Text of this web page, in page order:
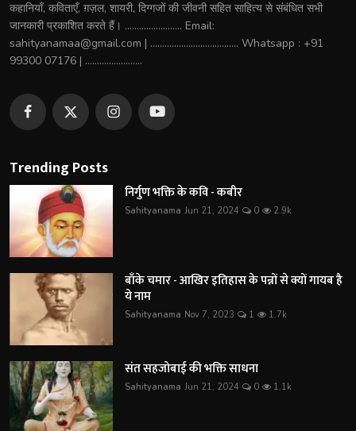
कहानियाँ, कविताएँ, ग़ज़ल, शायरी, दिग्गजों की जीवनी सहित साहित्य से संबंधित सभी
जानकारी प्रकाशित करते हैं। ........................ Email:
sahityanamaa@gmail.com | ..................................... Whatsapp : +91
99300 07176 | ........................
Trending Posts
निर्गुण भक्ति के कवि - कबीर
Sahityanama Jun 21, 2024 0 2.9k
बाँके चमार - आखिर इतिहास के पन्नों से क्यों गायब है
ये नाम
Sahityanama Nov 7, 2023 1 1.7k
संत सहजोबाई की भक्ति साधना
Sahityanama Jun 21, 2024 0 1.1k